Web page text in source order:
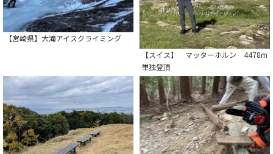
【宮崎県】大滝アイスクライミング
【スイス】 マッターホルン 4478m
単独登頂